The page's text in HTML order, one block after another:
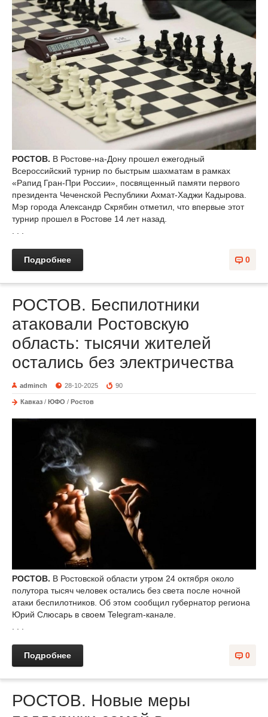
РОСТОВ. В Ростове-на-Дону прошел ежегодный
Всероссийский турнир по быстрым шахматам в рамках
«Рапид Гран-При России», посвященный памяти первого
президента Чеченской Республики Ахмат-Хаджи Кадырова.
Мэр города Александр Скрябин отметил, что впервые этот
турнир прошел в Ростове 14 лет назад.
. . .
0
Подробнее
РОСТОВ. Беспилотники
атаковали Ростовскую
область: тысячи жителей
остались без электричества
adminch 28-10-2025 90
Кавказ / ЮФО / Ростов
РОСТОВ. В Ростовской области утром 24 октября около
полутора тысяч человек остались без света после ночной
атаки беспилотников. Об этом сообщил губернатор региона
Юрий Слюсарь в своем Telegram-канале.
0
Подробнее
РОСТОВ. Новые меры